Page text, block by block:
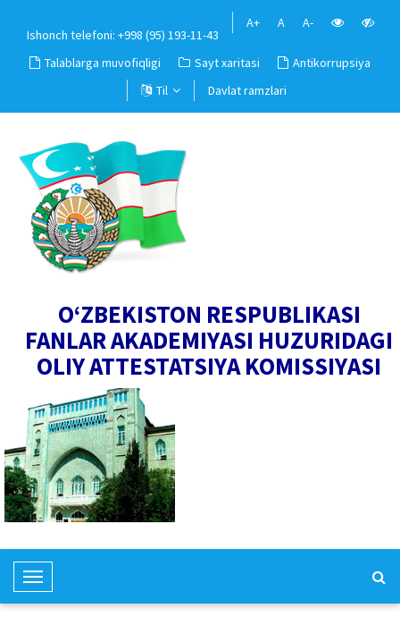
Ishonch telefoni: +998 (95) 193-11-43
A+ A A-
Talablarga muvofiqligi Sayt xaritasi
Antikorrupsiya
Til
Davlat ramzlari
O‘ZBEKISTON RESPUBLIKASI
FANLAR AKADEMIYASI HUZURIDAGI
OLIY ATTESTATSIYA KOMISSIYASI
T
o